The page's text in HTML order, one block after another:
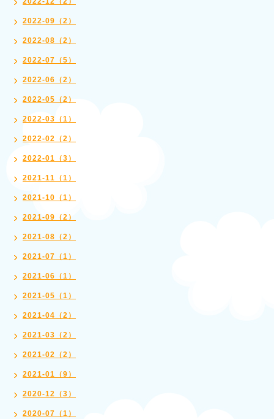
2022-09（2）
2022-08（2）
2022-07（5）
2022-06（2）
2022-05（2）
2022-03（1）
2022-02（2）
2022-01（3）
2021-11（1）
2021-10（1）
2021-09（2）
2021-08（2）
2021-07（1）
2021-06（1）
2021-05（1）
2021-04（2）
2021-03（2）
2021-02（2）
2021-01（9）
2020-12（3）
2020-07（1）